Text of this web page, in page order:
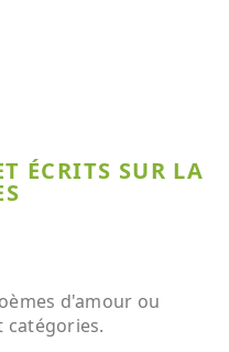
ÉCRITS SUR LA
d'amour ou
catégories.